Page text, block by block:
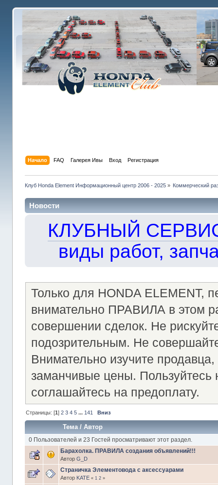
Начало FAQ Галерея Ивы Вход Регистрация
Клуб Honda Element Информационный центр 2006 - 2025» Коммерческий
Новости
КЛУБНЫЙ
виды работ,
Только для HONDA ELEMENT,
внимательно ПРАВИЛА в этом
совершении сделок. Не
подозрительным. Не
Внимательно изучите
заманчивые цены.
соглашайтесь на предоплату.
Страницы: [1] 2 3 4 5 ... 141 Вниз
Тема/ Автор
0 Пользователей и 23 Гостей просматривают этот раздел.
Барахолка. ПРАВИЛА создания объявлений!!!
Автор G_D
Страничка Элементовода с аксессуарами
Автор KATE « 1 2»